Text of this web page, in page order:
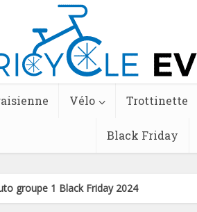
Vélo Trottinette
Black Friday
groupe 1 Black Friday 2024